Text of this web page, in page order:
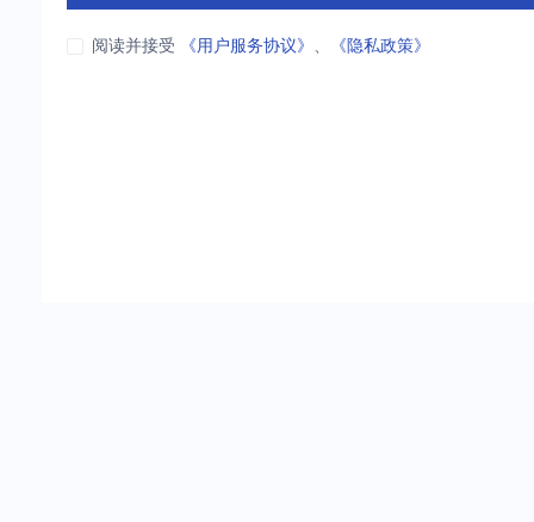
阅读并接受 《用户服务协议》 、 《隐私政策》